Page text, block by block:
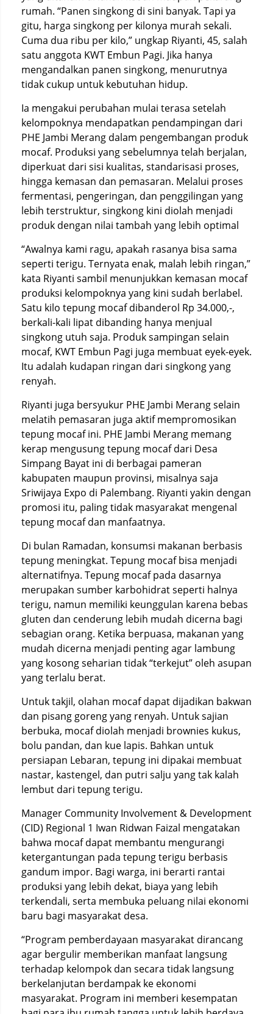
rumah. “Panen singkong di sini banyak. Tapi ya
gitu, harga singkong per kilonya murah sekali.
Cuma dua ribu per kilo,” ungkap Riyanti, 45, salah
satu anggota KWT Embun Pagi. Jika hanya
mengandalkan panen singkong, menurutnya
tidak cukup untuk kebutuhan hidup.
Ia mengakui perubahan mulai terasa setelah
kelompoknya mendapatkan pendampingan dari
PHE Jambi Merang dalam pengembangan produk
mocaf. Produksi yang sebelumnya telah berjalan,
diperkuat dari sisi kualitas, standarisasi proses,
hingga kemasan dan pemasaran. Melalui proses
fermentasi, pengeringan, dan penggilingan yang
lebih terstruktur, singkong kini diolah menjadi
produk dengan nilai tambah yang lebih optimal
“Awalnya kami ragu, apakah rasanya bisa sama
seperti terigu. Ternyata enak, malah lebih ringan,”
kata Riyanti sambil menunjukkan kemasan mocaf
produksi kelompoknya yang kini sudah berlabel.
Satu kilo tepung mocaf dibanderol Rp 34.000,-,
berkali-kali lipat dibanding hanya menjual
singkong utuh saja. Produk sampingan selain
mocaf, KWT Embun Pagi juga membuat eyek-eyek.
Itu adalah kudapan ringan dari singkong yang
renyah.
Riyanti juga bersyukur PHE Jambi Merang selain
melatih pemasaran juga aktif mempromosikan
tepung mocaf ini. PHE Jambi Merang memang
kerap mengusung tepung mocaf dari Desa
Simpang Bayat ini di berbagai pameran
kabupaten maupun provinsi, misalnya saja
Sriwijaya Expo di Palembang. Riyanti yakin dengan
promosi itu, paling tidak masyarakat mengenal
tepung mocaf dan manfaatnya.
Di bulan Ramadan, konsumsi makanan berbasis
tepung meningkat. Tepung mocaf bisa menjadi
alternatifnya. Tepung mocaf pada dasarnya
merupakan sumber karbohidrat seperti halnya
terigu, namun memiliki keunggulan karena bebas
gluten dan cenderung lebih mudah dicerna bagi
sebagian orang. Ketika berpuasa, makanan yang
mudah dicerna menjadi penting agar lambung
yang kosong seharian tidak “terkejut” oleh asupan
yang terlalu berat.
Untuk takjil, olahan mocaf dapat dijadikan bakwan
dan pisang goreng yang renyah. Untuk sajian
berbuka, mocaf diolah menjadi brownies kukus,
bolu pandan, dan kue lapis. Bahkan untuk
persiapan Lebaran, tepung ini dipakai membuat
nastar, kastengel, dan putri salju yang tak kalah
lembut dari tepung terigu.
Manager Community Involvement & Development
(CID) Regional 1 Iwan Ridwan Faizal mengatakan
bahwa mocaf dapat membantu mengurangi
ketergantungan pada tepung terigu berbasis
gandum impor. Bagi warga, ini berarti rantai
produksi yang lebih dekat, biaya yang lebih
terkendali, serta membuka peluang nilai ekonomi
baru bagi masyarakat desa.
“Program pemberdayaan masyarakat dirancang
agar bergulir memberikan manfaat langsung
terhadap kelompok dan secara tidak langsung
berkelanjutan berdampak ke ekonomi
masyarakat. Program ini memberi kesempatan